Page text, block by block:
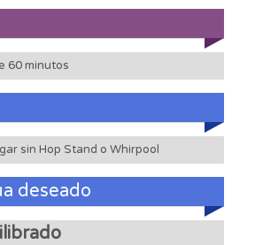
60 minutos
sin Hop Stand o Whirpool
deseado